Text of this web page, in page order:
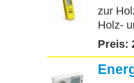
zur
Holz-
Preis: